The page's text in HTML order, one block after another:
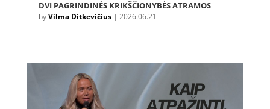
DVI PAGRINDINĖS KRIKŠČIONYBĖS ATRAMOS
byVilma Ditkevičius| 2026.06.21